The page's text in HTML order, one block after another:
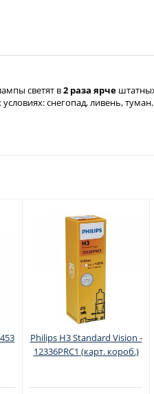
светят в2 раза ярче
снегопад, ливень, туман.
Philips H3 Standard Vision -
12336PRC1 (карт. короб.)